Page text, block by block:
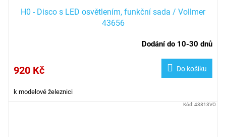
H0 - Disco s LED osvětlením, funkční sada / Vollmer
43656
Dodání do 10-30 dnů
920 Kč Do košíku
k modelové železnici
Kód:43813VO